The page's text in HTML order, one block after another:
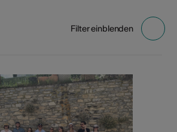
Filter einblenden